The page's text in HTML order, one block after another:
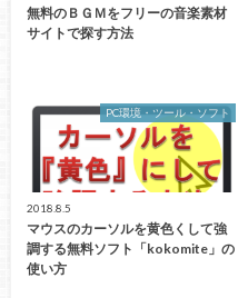
無料のＢＧＭをフリーの音楽素材
サイトで探す方法
PC環境・ツール・ソフト
2018.8.5
マウスのカーソルを黄色くして強
調する無料ソフト「kokomite」の
使い方